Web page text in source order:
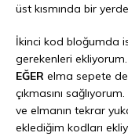
üst kısmında bir
İkinci kod bloğumda
gerekenleri ekliyorum.
EĞER elma sepete
çıkmasını sağlıyorum.
ve elmanın tekrar
eklediğim kodları